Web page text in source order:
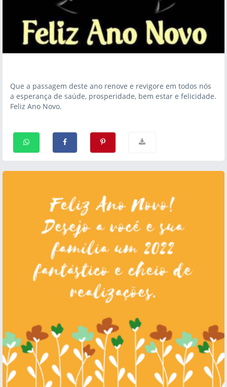
Que a passagem deste ano renove e revigore em todos nós
a esperança de saúde, prosperidade, bem estar e felicidade.
Feliz Ano Novo.